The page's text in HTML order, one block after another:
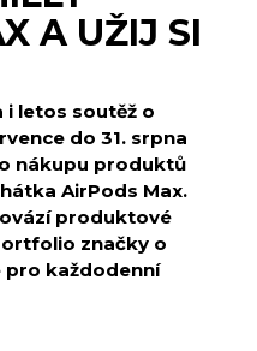
A UŽIJ SI
i letos soutěž o
do 31. srpna
nákupu produktů
AirPods Max.
produktové
značky o
pro každodenní